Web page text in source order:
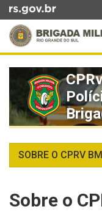
para
conteúdo
menu
busca
conteúdo
SOBRE O CPRV BM
Sobre o